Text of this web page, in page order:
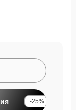
-25%